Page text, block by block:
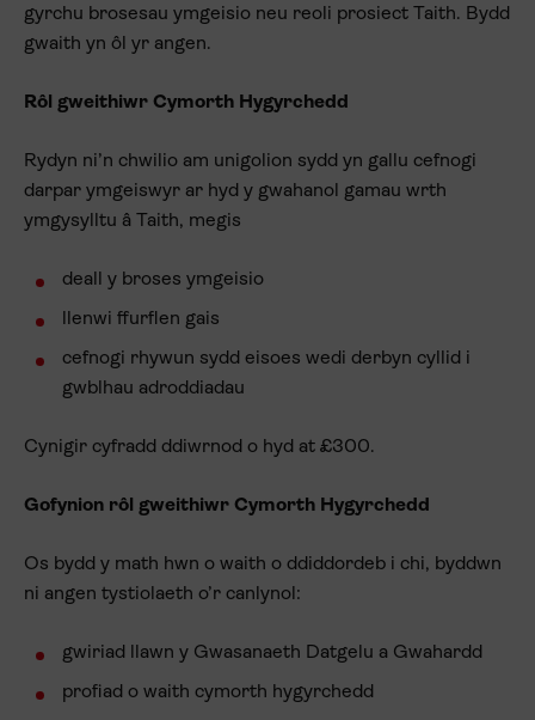
gyrchu brosesau ymgeisio neu reoli prosiect Taith. Bydd
gwaith yn ôl yr angen.
Rôl gweithiwr Cymorth Hygyrchedd
Rydyn ni’n chwilio am unigolion sydd yn gallu cefnogi
darpar ymgeiswyr ar hyd y gwahanol gamau wrth
ymgysylltu â Taith, megis
deall y broses ymgeisio
llenwi ffurflen gais
cefnogi rhywun sydd eisoes wedi derbyn cyllid i
gwblhau adroddiadau
Cynigir cyfradd ddiwrnod o hyd at £300.
Gofynion rôl gweithiwr Cymorth Hygyrchedd
Os bydd y math hwn o waith o ddiddordeb i chi, byddwn
ni angen tystiolaeth o’r canlynol:
gwiriad llawn y Gwasanaeth Datgelu a Gwahardd
profiad o waith cymorth hygyrchedd